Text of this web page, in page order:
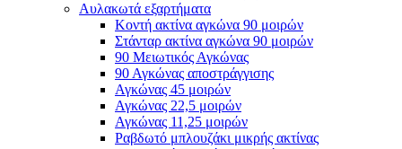
Αυλακωτά εξαρτήματα
Κοντή ακτίνα αγκώνα 90 μοιρών
Στάνταρ ακτίνα αγκώνα 90 μοιρών
90 Μειωτικός Αγκώνας
90 Αγκώνας αποστράγγισης
Αγκώνας 45 μοιρών
Αγκώνας 22,5 μοιρών
Αγκώνας 11,25 μοιρών
Ραβδωτό μπλουζάκι μικρής ακτίνας